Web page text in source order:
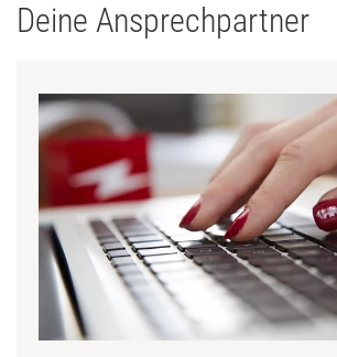
Deine Ansprechpartner